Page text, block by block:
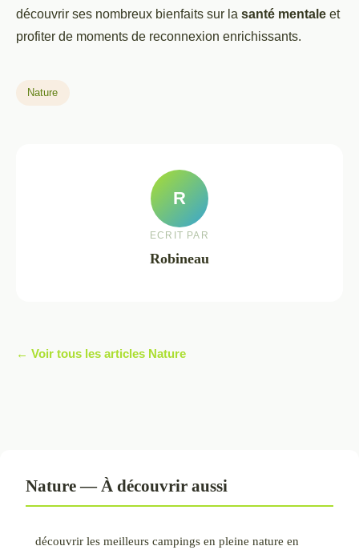
découvrir ses nombreux bienfaits sur la santé mentale et
profiter de moments de reconnexion enrichissants.
Nature
R
ECRIT PAR
Robineau
← Voir tous les articles Nature
Nature — À découvrir aussi
découvrir les meilleurs campings en pleine nature en